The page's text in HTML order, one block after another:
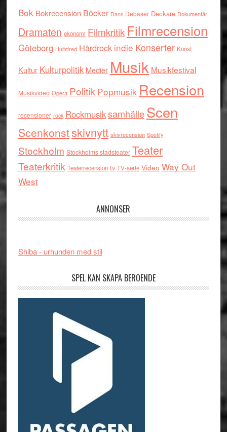
Bok Bokrecension Böcker Dans Debaser Deckare Dokumentär
Dramaten ekonomi Filmkritik Filmrecension
Göteborg Hultsfred Hårdrock indie Konserter Konst
Kultur Kulturpolitik Medier Musik Musikfestival
Musikvideo Opera Politik Popmusik Recension
recensioner rock RockmusiksamhälleScen
Scenkonstskivnytt skivrecension Spotify
Stockholm Stockholms stadsteater Teater
Teaterkritik Teaterrecension tv TV-serie Video Way Out
West
ANNONSER
Shiba - urhunden med stil
SPEL KAN SKAPA BEROENDE